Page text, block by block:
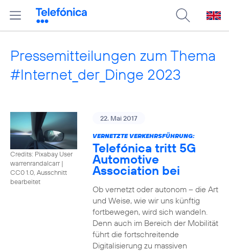
Pressemitteilungen zum Thema
#Internet_der_Dinge 2023
Credits: Pixabay User
warrenrandalcarr|
CC0 1.0, Ausschnitt
bearbeitet
22. Mai 2017
VERNETZTE VERKEHRSFÜHRUNG:
Telefónica tritt 5G
Automotive
Association bei
Ob vernetzt oder autonom – die Art
und Weise, wie wir uns künftig
fortbewegen, wird sich wandeln.
Denn auch im Bereich der Mobilität
führt die fortschreitende
Digitalisierung zu massiven